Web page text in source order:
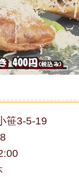
笹3-5-19